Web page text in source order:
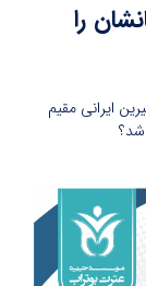
را
ایرانی مقیم
شد؟